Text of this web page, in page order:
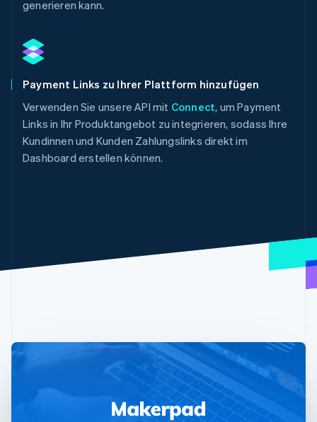
generieren kann.
Payment Links zu Ihrer Plattform hinzufügen
Verwenden Sie unsere API mit Connect, um Payment
Links in Ihr Produktangebot zu integrieren, sodass Ihre
Kundinnen und Kunden Zahlungslinks direkt im
Dashboard erstellen können.